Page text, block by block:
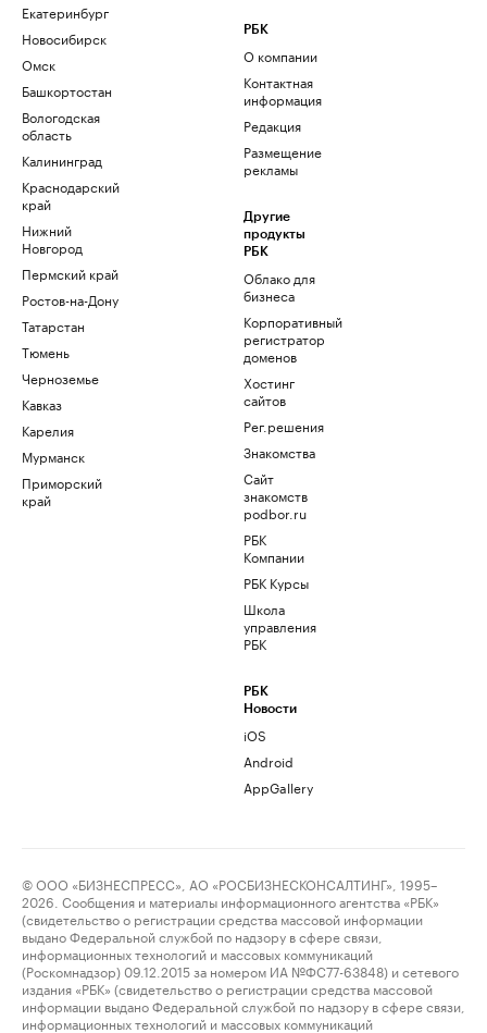
Екатеринбург
Новосибирск
Омск
Башкортостан
Вологодская
область
Калининград
Краснодарский
край
Нижний
Новгород
Пермский край
Ростов-на-Дону
Татарстан
Тюмень
Черноземье
Кавказ
Карелия
Мурманск
Приморский
край
РБК
О компании
Контактная
информация
Редакция
Размещение
рекламы
Другие
продукты
РБК
Облако для
бизнеса
Корпоративный
регистратор
доменов
Хостинг
сайтов
Рег.решения
Знакомства
Сайт
знакомств
podbor.ru
РБК
Компании
РБК Курсы
Школа
управления
РБК
РБК
Новости
iOS
Android
AppGallery
© ООО «БИЗНЕСПРЕСС», АО «РОСБИЗНЕСКОНСАЛТИНГ», 1995–
2026. Сообщения и материалы информационного агентства «РБК»
(свидетельство о регистрации средства массовой информации
выдано Федеральной службой по надзору в сфере связи,
информационных технологий и массовых коммуникаций
(Роскомнадзор) 09.12.2015 за номером ИА №ФС77-63848) и сетевого
издания «РБК» (свидетельство о регистрации средства массовой
информации выдано Федеральной службой по надзору в сфере связи,
информационных технологий и массовых коммуникаций